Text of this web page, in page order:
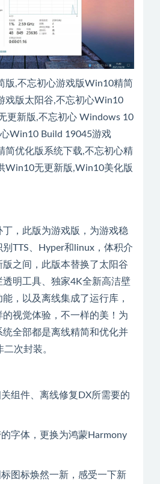
版,不忘初心游戏版Win10精简
戏版太阳谷,不忘初心Win10
更新版,不忘初心 Windows 10
Win10 Build 19045游戏
简优化版系统下载,不忘初心精
Win10无更新版,Win10美化版
，此版为游戏版，为游戏稳
TTS、Hyper和linux，体积介
之间，此版本替换了太阳谷
透明工具、独家4K全新高洁壁
，以及离线集成了运行库，
视觉体验，不一样的美！为
全部都是离线精简和优化并
次封装。
组件、离线修复DX所需要的
字体，更换为鸿蒙Harmony
图标焕然一新，感受一下新